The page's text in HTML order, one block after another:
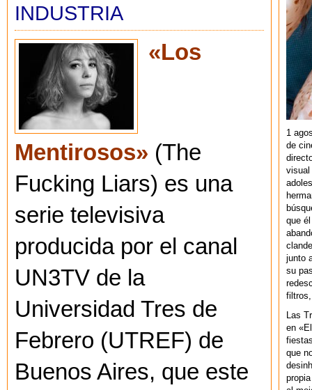
INDUSTRIA
«Los
Mentirosos» (The
Fucking Liars) es una
serie televisiva
producida por el canal
UN3TV de la
Universidad Tres de
Febrero (UTREF) de
Buenos Aires, que este
1
de
visual
que
junto
su
filtros,
Las
en
que